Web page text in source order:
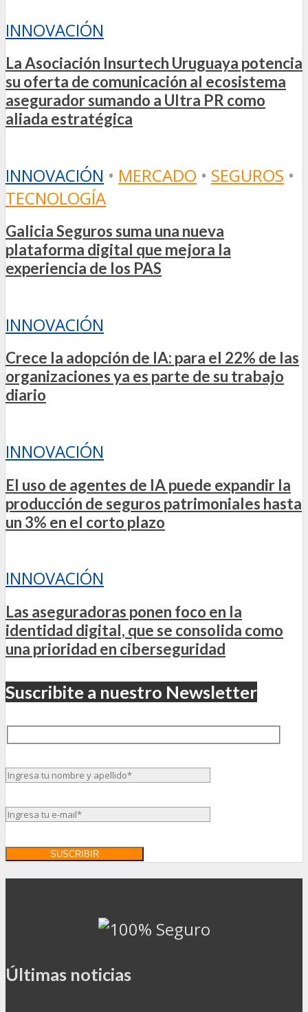
INNOVACIÓN
La Asociación Insurtech Uruguaya potencia
su oferta de comunicación al ecosistema
asegurador sumando a Ultra PR como
aliada estratégica
INNOVACIÓN • MERCADO • SEGUROS •
TECNOLOGÍA
Galicia Seguros suma una nueva
plataforma digital que mejora la
experiencia de los PAS
INNOVACIÓN
Crece la adopción de IA: para el 22% de las
organizaciones ya es parte de su trabajo
diario
INNOVACIÓN
El uso de agentes de IA puede expandir la
producción de seguros patrimoniales hasta
un 3% en el corto plazo
INNOVACIÓN
Las aseguradoras ponen foco en la
identidad digital, que se consolida como
una prioridad en ciberseguridad
Suscribite a nuestro Newsletter
Últimas noticias